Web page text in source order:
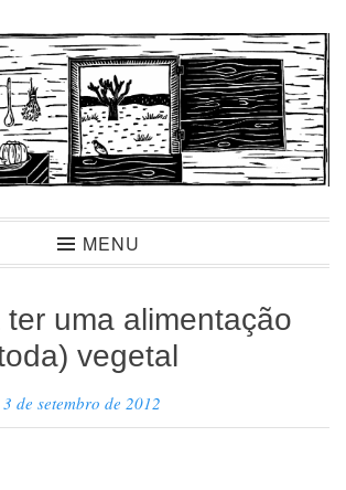
MENU
ter uma alimentação
vegetal
3 de setembro de 2012